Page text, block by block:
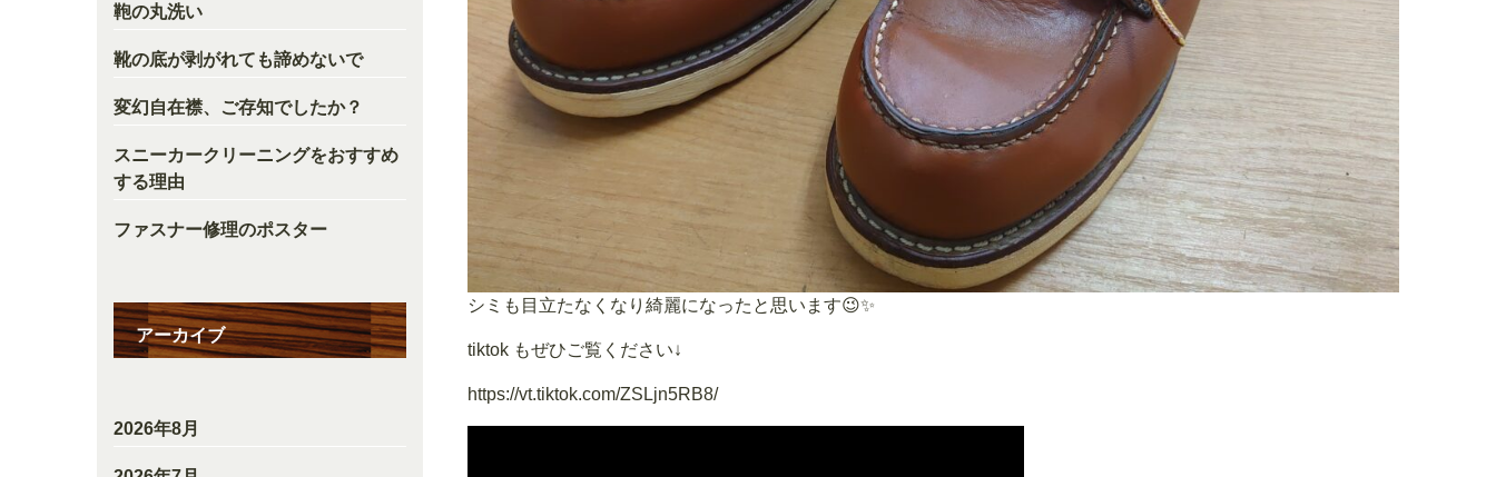
鞄の丸洗い
靴の底が剥がれても諦めないで
変幻自在襟、ご存知でしたか？
スニーカークリーニングをおすすめ
する理由
ファスナー修理のポスター
アーカイブ
2026年8月
シミも目立たなくなり綺麗になったと思います😉✨
tiktok もぜひご覧ください↓
https://vt.tiktok.com/ZSLjn5RB8/